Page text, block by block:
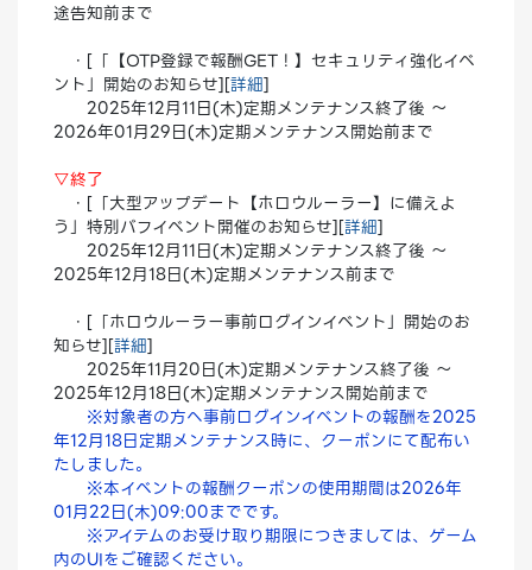
途告知前まで
・[「【OTP登録で報酬GET！】セキュリティ強化イベ
ント」開始のお知らせ][詳細]
2025年12月11日(木)定期メンテナンス終了後 ～
2026年01月29日(木)定期メンテナンス開始前まで
▽終了
・[「大型アップデート【ホロウルーラー】に備えよ
う」特別バフイベント開催のお知らせ][詳細]
2025年12月11日(木)定期メンテナンス終了後 ～
2025年12月18日(木)定期メンテナンス前まで
・[「ホロウルーラー事前ログインイベント」開始のお
知らせ][詳細]
2025年11月20日(木)定期メンテナンス終了後 ～
2025年12月18日(木)定期メンテナンス開始前まで
※対象者の方へ事前ログインイベントの報酬を2025
年12月18日定期メンテナンス時に、クーポンにて配布い
たしました。
※本イベントの報酬クーポンの使用期間は2026年
01月22日(木)09:00までです。
※アイテムのお受け取り期限につきましては、ゲーム
内のUIをご確認ください。